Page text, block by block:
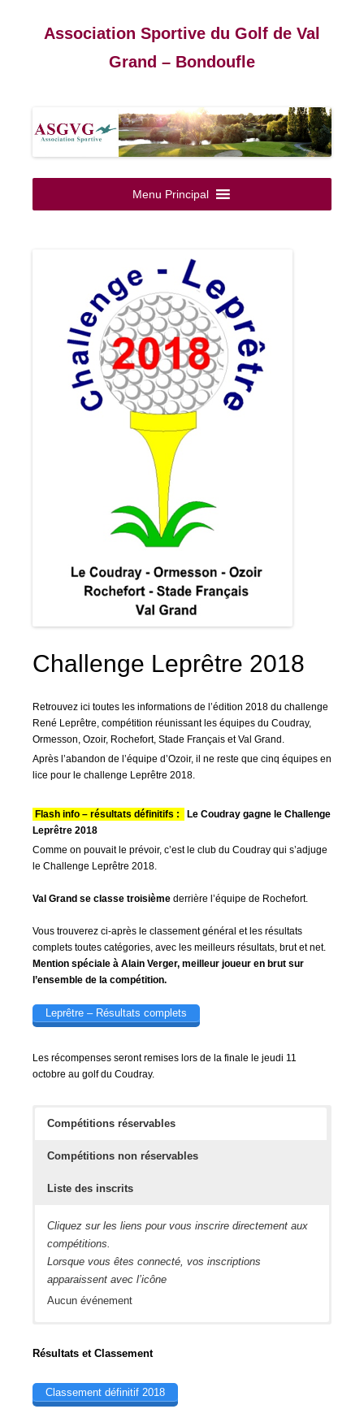
Association Sportive du Golf de Val
Grand – Bondoufle
au
contenu
Menu Principal
Challenge Leprêtre 2018
Retrouvez ici toutes les informations de l’édition 2018 du challenge
René Leprêtre, compétition réunissant les équipes du Coudray,
Ormesson, Ozoir, Rochefort, Stade Français et Val Grand.
Après l’abandon de l’équipe d’Ozoir, il ne reste que cinq équipes en
lice pour le challenge Leprêtre 2018.
Flash info – résultats définitifs :
Le Coudray gagne le Challenge
Leprêtre 2018
Comme on pouvait le prévoir, c’est le club du Coudray qui s’adjuge
le Challenge Leprêtre 2018.
Val Grand se classe troisième derrière l’équipe de Rochefort.
Vous trouverez ci-après le classement général et les résultats
complets toutes catégories, avec les meilleurs résultats, brut et net.
Mention spéciale à Alain Verger, meilleur joueur en brut sur
l’ensemble de la compétition.
Leprêtre – Résultats complets
Les récompenses seront remises lors de la finale le jeudi 11
octobre au golf du Coudray.
Compétitions réservables
Compétitions non réservables
Liste des inscrits
Cliquez sur les liens pour vous inscrire directement aux
compétitions.
Lorsque vous êtes connecté, vos inscriptions
apparaissent avec l’icône
Aucun événement
avant la compétition.
Résultats et Classement
Classement définitif 2018